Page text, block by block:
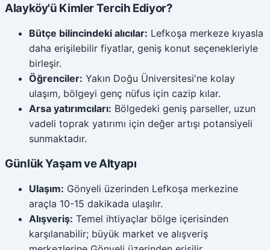
Alayköy'ü Kimler Tercih Ediyor?
Bütçe bilincindeki alıcılar: Lefkoşa merkeze kıyasla
daha erişilebilir fiyatlar, geniş konut seçenekleriyle
birleşir.
Öğrenciler: Yakın Doğu Üniversitesi'ne kolay
ulaşım, bölgeyi genç nüfus için cazip kılar.
Arsa yatırımcıları: Bölgedeki geniş parseller, uzun
vadeli toprak yatırımı için değer artışı potansiyeli
sunmaktadır.
Günlük Yaşam ve Altyapı
Ulaşım: Gönyeli üzerinden Lefkoşa merkezine
araçla 10-15 dakikada ulaşılır.
Alışveriş: Temel ihtiyaçlar bölge içerisinden
karşılanabilir; büyük market ve alışveriş